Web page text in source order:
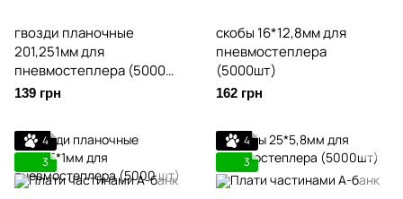
гвозди планочные
201,251мм для
пневмостеплера (5000
шт) 2818201
139 грн
скобы 16*12,8мм для
пневмостеплера
(5000шт)
162 грн
4
3
4
3